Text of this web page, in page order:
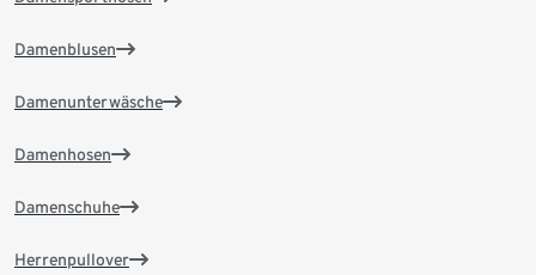
Damenblusen
Damenunterwäsche
Damenhosen
Damenschuhe
Herrenpullover